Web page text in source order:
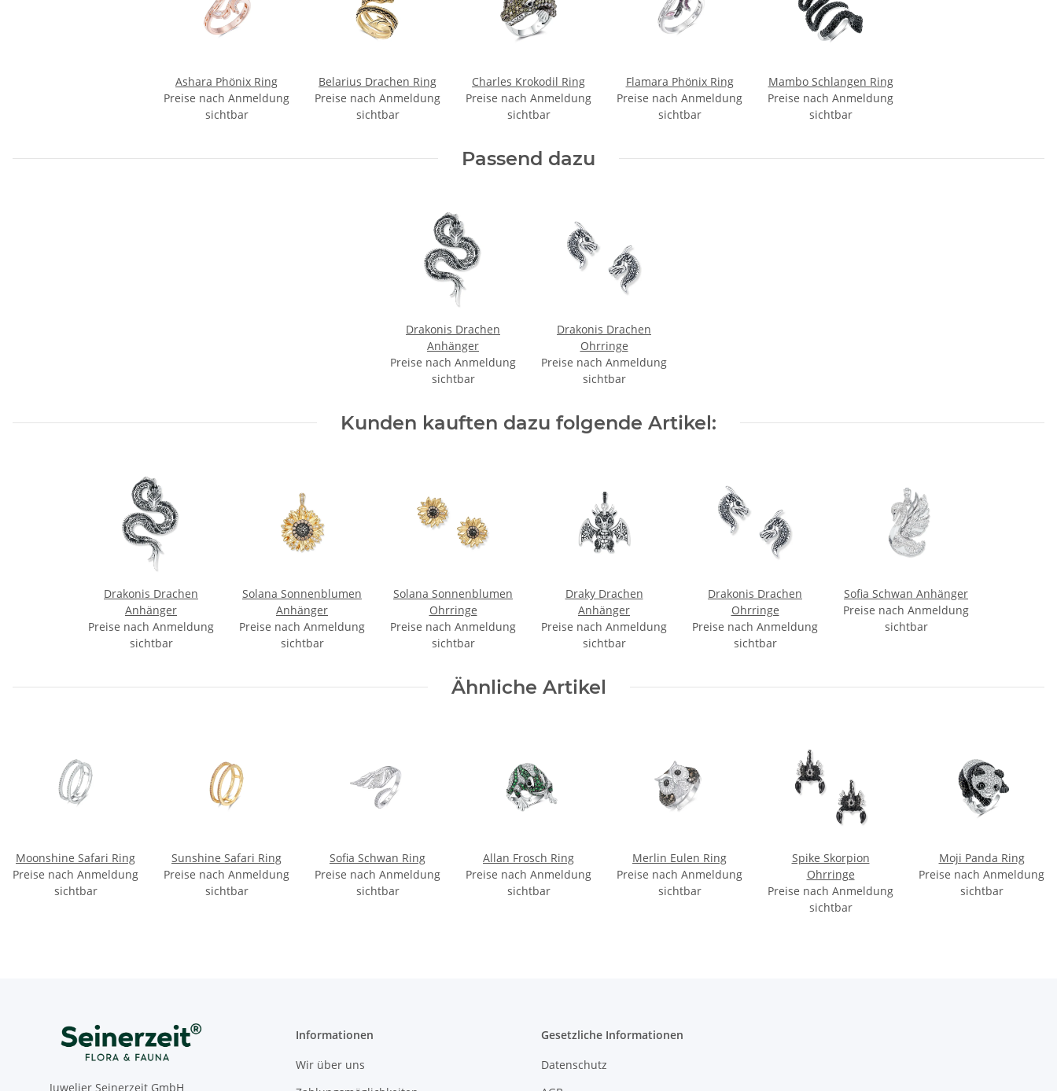
Ashara Phönix Ring
Preise nach Anmeldung
sichtbar
Belarius Drachen Ring
Preise nach Anmeldung
sichtbar
Charles Krokodil Ring
Preise nach Anmeldung
sichtbar
Flamara Phönix Ring
Preise nach Anmeldung
sichtbar
Mambo Schlangen Ring
Preise nach Anmeldung
sichtbar
Passend dazu
Drakonis Drachen
Anhänger
Preise nach Anmeldung
sichtbar
Drakonis Drachen
Ohrringe
Preise nach Anmeldung
sichtbar
Kunden kauften dazu folgende Artikel:
Drakonis Drachen
Anhänger
Preise nach Anmeldung
sichtbar
Solana Sonnenblumen
Anhänger
Preise nach Anmeldung
sichtbar
Solana Sonnenblumen
Ohrringe
Preise nach Anmeldung
sichtbar
Draky Drachen
Anhänger
Preise nach Anmeldung
sichtbar
Drakonis Drachen
Ohrringe
Preise nach Anmeldung
sichtbar
Sofia Schwan Anhänger
Preise nach Anmeldung
sichtbar
Ähnliche Artikel
Moonshine Safari Ring
Preise nach Anmeldung
sichtbar
Sunshine Safari Ring
Preise nach Anmeldung
sichtbar
Sofia Schwan Ring
Preise nach Anmeldung
sichtbar
Allan Frosch Ring
Preise nach Anmeldung
sichtbar
Merlin Eulen Ring
Preise nach Anmeldung
sichtbar
Spike Skorpion
Ohrringe
Preise nach Anmeldung
sichtbar
Moji Panda Ring
Preise nach Anmeldung
sichtbar
Juwelier Seinerzeit GmbH
Informationen
Wir über uns
Gesetzliche Informationen
Datenschutz